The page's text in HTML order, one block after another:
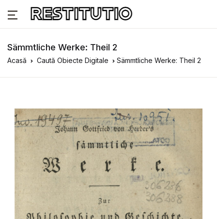
Sämmtliche Werke: Theil 2
Acasă Caută Obiecte Digitale Sämmtliche Werke: Theil 2